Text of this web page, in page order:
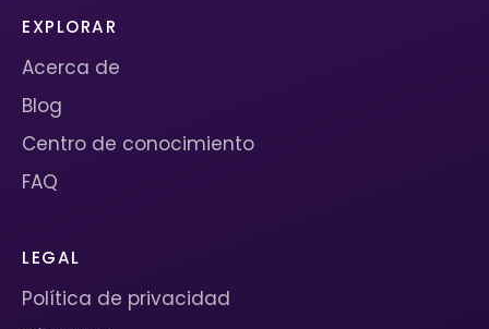
EXPLORAR
Acerca de
Blog
Centro de conocimiento
FAQ
LEGAL
Política de privacidad